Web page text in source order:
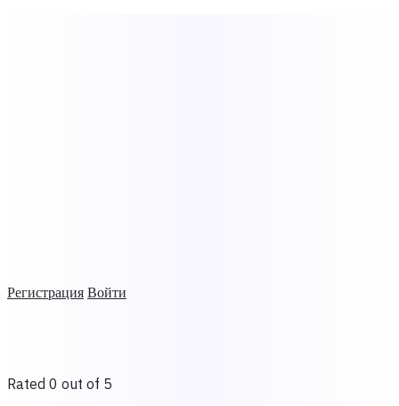
Регистрация Войти
Rated 0 out of 5